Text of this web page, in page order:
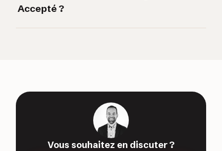
Accepté ?
Vous souhaitez en discuter ?